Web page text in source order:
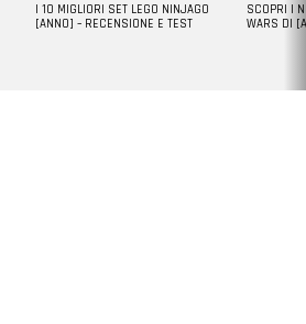
I 10 MIGLIORI SET LEGO NINJAGO
[ANNO] – RECENSIONE E TEST
SCOPRI I
WARS DI